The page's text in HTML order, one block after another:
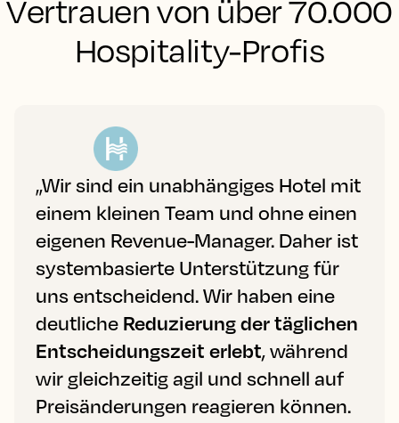
Vertrauen von über 70.000
Hospitality-Profis
„Wir sind ein unabhängiges Hotel mit
einem kleinen Team und ohne einen
eigenen Revenue-Manager. Daher ist
systembasierte Unterstützung für
uns entscheidend. Wir haben eine
deutliche Reduzierung der täglichen
Entscheidungszeit erlebt, während
wir gleichzeitig agil und schnell auf
Preisänderungen reagieren können.